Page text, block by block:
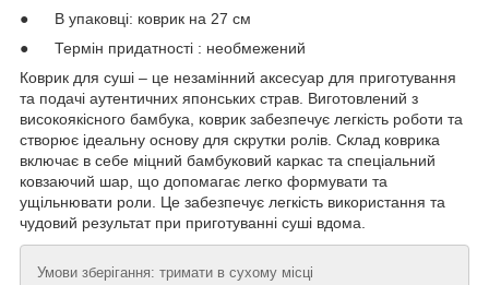
● В упаковці: коврик на 27 см
● Термін придатності : необмежений
Коврик для суші – це незамінний аксесуар для приготування
та подачі аутентичних японських страв. Виготовлений з
високоякісного бамбука, коврик забезпечує легкість роботи та
створює ідеальну основу для скрутки ролів. Склад коврика
включає в себе міцний бамбуковий каркас та спеціальний
ковзаючий шар, що допомагає легко формувати та
ущільнювати роли. Це забезпечує легкість використання та
чудовий результат при приготуванні суші вдома.
Умови зберігання: тримати в сухому місці